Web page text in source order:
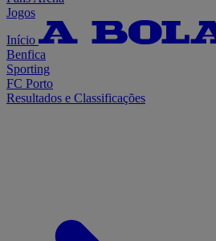
Jogos
Início
Benfica
Sporting
FC Porto
Resultados e Classificações